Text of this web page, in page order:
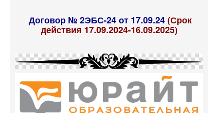
Договор № 2ЭБС-24 от 17.09.24(Срок
действия 17.09.2024-16.09.2025)